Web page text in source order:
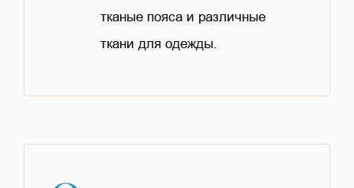
тканые пояса и различные
ткани для одежды.